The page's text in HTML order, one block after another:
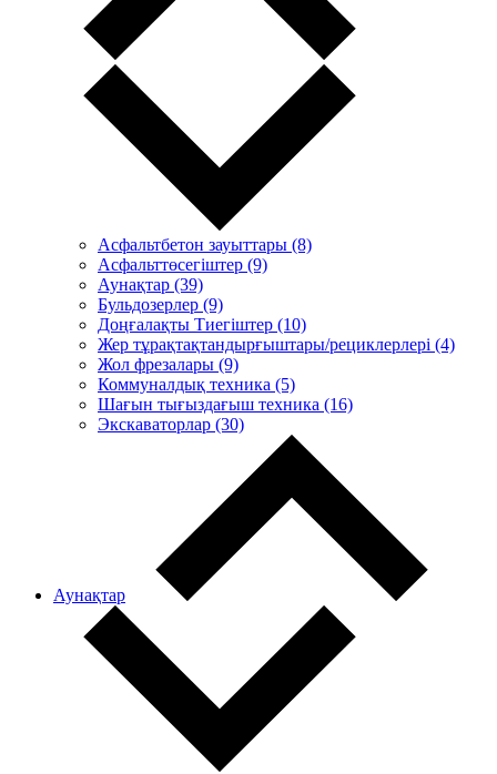
Асфальтбетон зауыттары (8)
Асфальттөсегіштер (9)
Аунақтар (39)
Бульдозерлер (9)
Доңғалақты Тиегіштер (10)
Жер тұрақтақтандырғыштары/рециклерлері (4)
Жол фрезалары (9)
Коммуналдық техника (5)
Шағын тығыздағыш техника (16)
Экскаваторлар (30)
Аунақтар